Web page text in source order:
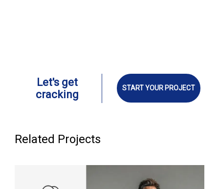
Let's get
cracking
START YOUR PROJECT
Related Projects